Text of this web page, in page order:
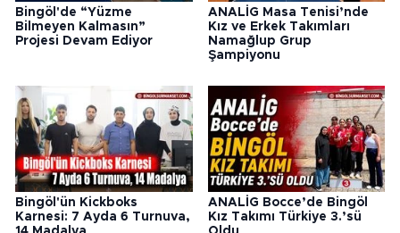
Bingöl'de “Yüzme
Bilmeyen Kalmasın”
Projesi Devam Ediyor
ANALİG Masa Tenisi’nde
Kız ve Erkek Takımları
Namağlup Grup
Şampiyonu
Bingöl'ün Kickboks
Karnesi: 7 Ayda 6 Turnuva,
ANALİG Bocce’de Bingöl
Kız Takımı Türkiye 3.’sü